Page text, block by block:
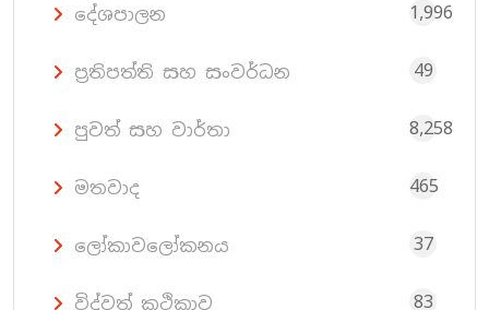
දේශපාලන 1,996
ප්‍රතිපත්ති සහ සංවර්ධන 49
පුවත් සහ වාර්තා 8,258
මතවාද 465
ලෝකාවලෝකනය 37
විද්වත් කථිකාව 83